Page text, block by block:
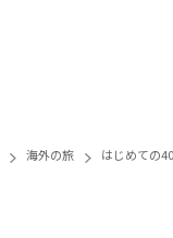
海外の旅 はじめての